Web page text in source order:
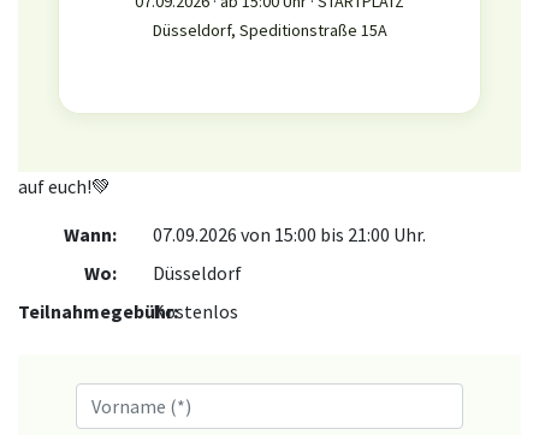
Düsseldorf, Speditionstraße 15A
auf euch!💚
Wann:
07.09.2026 von 15:00 bis 21:00 Uhr.
Wo:
Düsseldorf
Teilnahmegebühr:Kostenlos